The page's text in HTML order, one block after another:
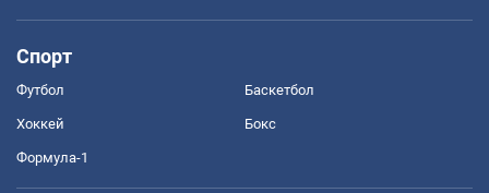
Спорт
Футбол Баскетбол
Хоккей Бокс
Формула-1